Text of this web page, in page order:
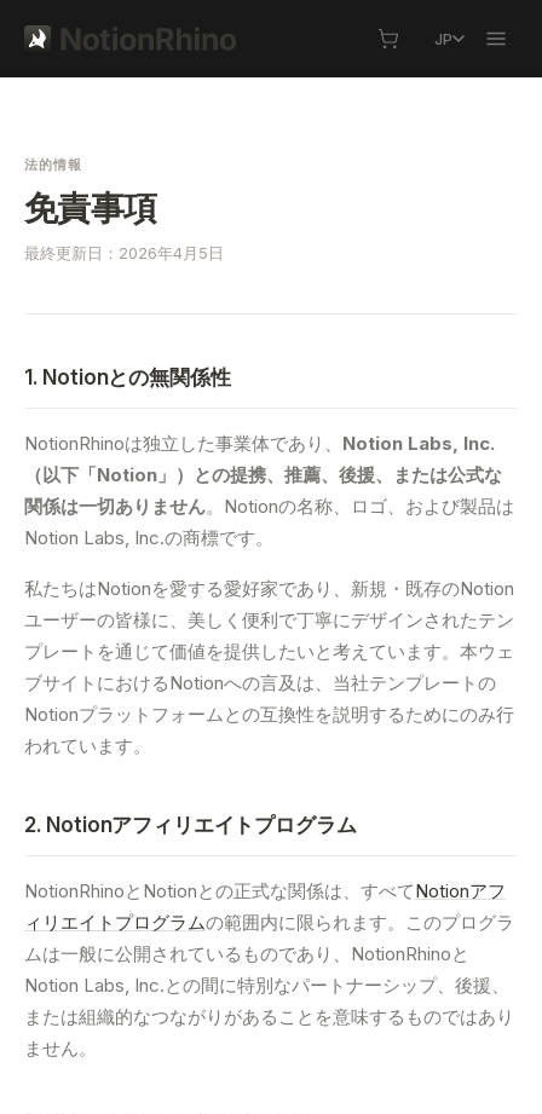
JP
法的情報
免責事項
最終更新日：2026年4月5日
1. Notionとの無関係性
NotionRhinoは独立した事業体であり、 Notion Labs, Inc.
（以下「Notion」）との提携、推薦、後援、または公式な
関係は一切ありません。Notionの名称、ロゴ、および製品は
Notion Labs, Inc.の商標です。
私たちはNotionを愛する愛好家であり、新規・既存のNotion
ユーザーの皆様に、美しく便利で丁寧にデザインされたテン
プレートを通じて価値を提供したいと考えています。本ウェ
ブサイトにおけるNotionへの言及は、当社テンプレートの
Notionプラットフォームとの互換性を説明するためにのみ行
われています。
2. Notionアフィリエイトプログラム
NotionRhinoとNotionとの正式な関係は、すべてNotionアフ
ィリエイトプログラムの範囲内に限られます。このプログラ
ムは一般に公開されているものであり、NotionRhinoと
Notion Labs, Inc.との間に特別なパートナーシップ、後援、
または組織的なつながりがあることを意味するものではあり
ません。